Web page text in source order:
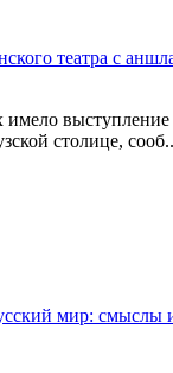
театра с
столице,
мир: смыслы и